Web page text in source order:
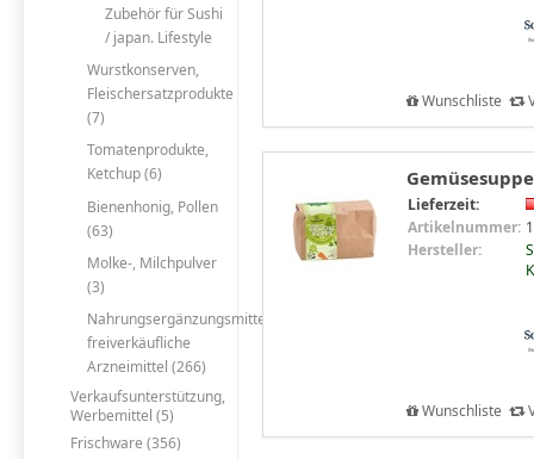
Zubehör für Sushi
/ japan. Lifestyle
Wurstkonserven,
Fleischersatzprodukte
(7)
Tomatenprodukte,
Ketchup (6)
Bienenhonig, Pollen
(63)
Molke-, Milchpulver
(3)
Nahrungsergänzungsmittel,
freiverkäufliche
Arzneimittel (266)
Verkaufsunterstützung,
Werbemittel (5)
Frischware (356)
Wunschliste
Lieferzeit:
Artikelnummer:
Hersteller:
Wunschliste